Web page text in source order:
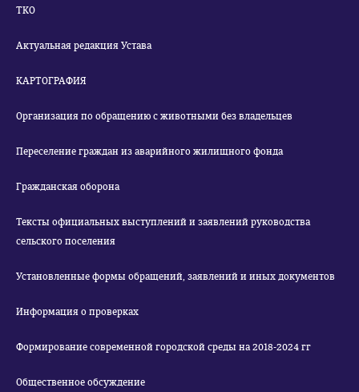
ТКО
Актуальная редакция Устава
КАРТОГРАФИЯ
Организация по обращению с животными без владельцев
Переселение граждан из аварийного жилищного фонда
Гражданская оборона
Тексты официальных выступлений и заявлений руководства
сельского поселения
Установленные формы обращений, заявлений и иных документов
Информация о проверках
Формирование современной городской среды на 2018-2024 гг
Общественное обсуждение